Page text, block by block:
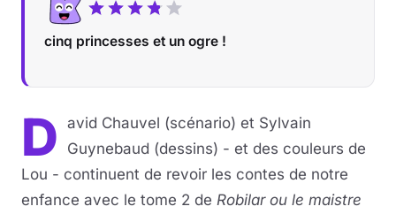
Livres
Jeux vidéo
Musique
Sortir
cinq princesses et un ogre !
D avid Chauvel (scénario) et Sylvain
Guynebaud (dessins) - et des couleurs de
Lou - continuent de revoir les contes de notre
enfance avec le tome 2 de Robilar ou le maistre